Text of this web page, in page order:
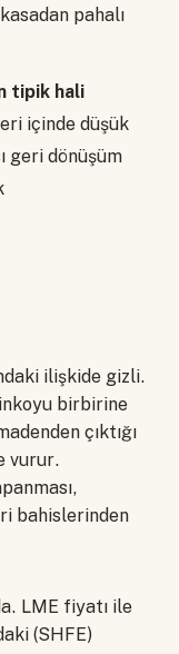
pahalı
tipik hali
içinde düşük
geri dönüşüm
ilişkide gizli.
birbirine
çıktığı
vurur.
bahislerinden
LME fiyatı ile
(SHFE)